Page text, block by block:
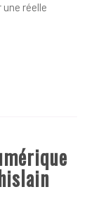
réelle